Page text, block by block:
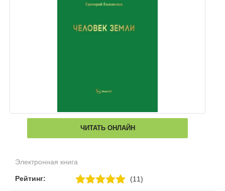
ЧИТАТЬ ОНЛАЙН
Электронная книга
Рейтинг: (11)